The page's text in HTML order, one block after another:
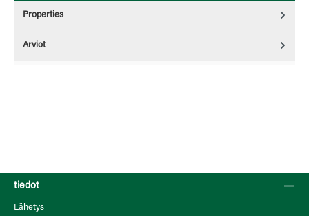
Properties
Arviot
tiedot
Lähetys